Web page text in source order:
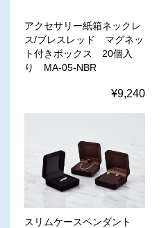
アクセサリー紙箱ネックレ
ス/ブレスレッド マグネッ
ト付きボックス 20個入
り MA-05-NBR
¥9,240
スリムケースペンダント